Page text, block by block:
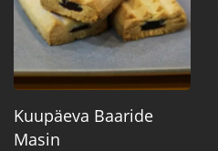
Kuupäeva Baaride
Masin